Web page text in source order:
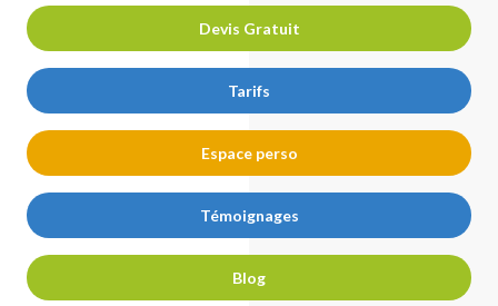
Devis Gratuit
Tarifs
Espace perso
Témoignages
Blog